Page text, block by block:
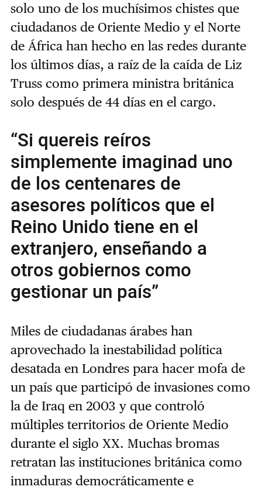
solo uno de los muchísimos chistes que
ciudadanos de Oriente Medio y el Norte
de África han hecho en las redes durante
los últimos días, a raíz de la caída de Liz
Truss como primera ministra británica
solo después de 44 días en el cargo.
“Si quereis reíros
simplemente imaginad uno
de los centenares de
asesores políticos que el
Reino Unido tiene en el
extranjero, enseñando a
otros gobiernos como
gestionar un país”
Miles de ciudadanas árabes han
aprovechado la inestabilidad política
desatada en Londres para hacer mofa de
un país que participó de invasiones como
la de Iraq en 2003 y que controló
múltiples territorios de Oriente Medio
durante el siglo XX. Muchas bromas
retratan las instituciones británica como
inmaduras democráticamente e